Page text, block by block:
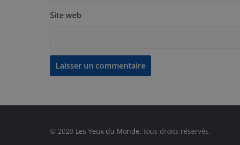
Site web
© 2020 Les Yeux du Monde, tous droits réservés.